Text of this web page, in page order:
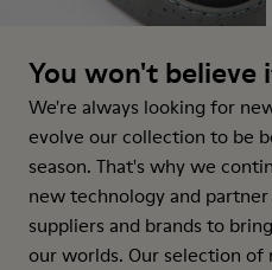
You won't believe
We're always looking for
evolve our collection to be
season. That's why we
new technology and
suppliers and brands to
our worlds. Our selection